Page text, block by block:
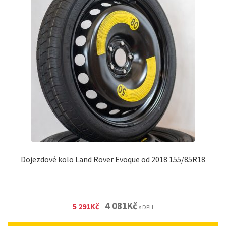
Dojezdové kolo Land Rover Evoque od 2018 155/85R18
5 291Kč Original
4 081KčCurrent
s DPH